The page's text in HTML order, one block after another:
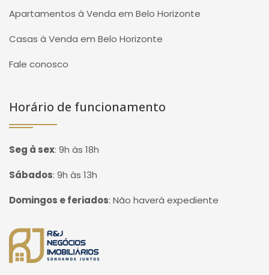
Apartamentos à Venda em Belo Horizonte
Casas à Venda em Belo Horizonte
Fale conosco
Horário de funcionamento
Seg à sex: 9h às 18h
Sábados: 9h às 13h
Domingos e feriados: Não haverá expediente
Página inicial